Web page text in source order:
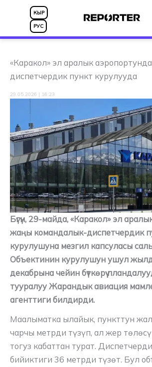
КЫР
РУС
«Каракол» эл аралык
диспетчердик пункт курулууда
29.05.2026 | 16:23
Бүгүн, 29-майда, «Каракол» эл
жаңы командалык-диспетчердик
курулушуна мезгил капсуласы
Объектинин курулушун ушул
декабрына чейин бүткөрүү
тууралуу Жарандык авиация
агенттиги билдирди.
Маалыматка ылайык, пункттун
чарчы метрди түзүп, ал жер
тогуз кабаттан турат.
бийиктиги 36 метрди түзөт. Бул